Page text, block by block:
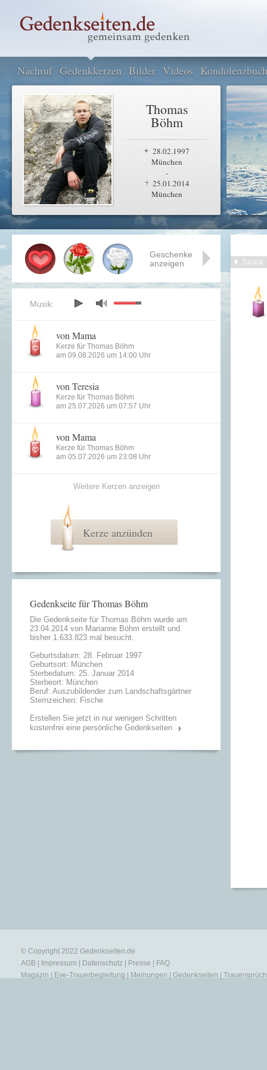
Nachruf Gedenkkerzen Bilder Videos Kondolenzbuch
Thomas
Böhm
28.02.1997
München
-
25.01.2014
München
Zurück
Geschenke
anzeigen
Musik:
von Mama
Kerze für Thomas Böhm
am 09.08.2026 um 14:00 Uhr
von Teresia
Kerze für Thomas Böhm
am 25.07.2026 um 07:57 Uhr
von Mama
Kerze für Thomas Böhm
am 05.07.2026 um 23:08 Uhr
Weitere Kerzen anzeigen
Kerze anzünden
Gedenkseite für Thomas Böhm
Die Gedenkseite für Thomas Böhm wurde am
23.04.2014 von Marianne Böhm erstellt und
bisher 1.633.823 mal besucht.
Geburtsdatum: 28. Februar 1997
Geburtsort: München
Sterbedatum: 25. Januar 2014
Sterbeort: München
Beruf: Auszubildender zum Landschaftsgärtner
Sternzeichen: Fische
Erstellen Sie jetzt in nur wenigen Schritten
kostenfrei eine persönliche Gedenkseiten
© Copyright 2022 Gedenkseiten.de
AGB
Impressum Datenschutz Presse
FAQ
Magazin
Eve-Trauerbegleitung Meinungen Gedenkseiten